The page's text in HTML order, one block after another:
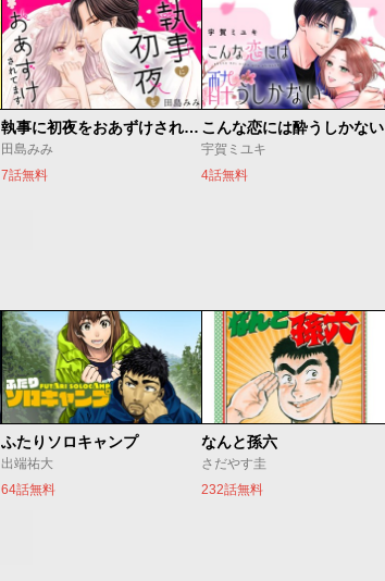
執事に初夜をおあずけされてます。
田島みみ
7話無料
こんな恋には酔うしかない
宇賀ミユキ
4話無料
ふたりソロキャンプ
出端祐大
64話無料
なんと孫六
さだやす圭
232話無料